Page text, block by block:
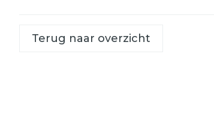
Terug naar overzicht